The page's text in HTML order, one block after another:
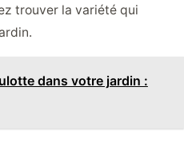
trouver la variété qui
dans votre jardin :